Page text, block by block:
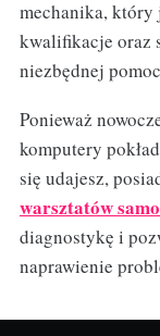
mechanika, który
kwalifikacje oraz
niezbędnej
Ponieważ
komputery
się udajesz,
warsztatów
diagnostykę i
naprawienie